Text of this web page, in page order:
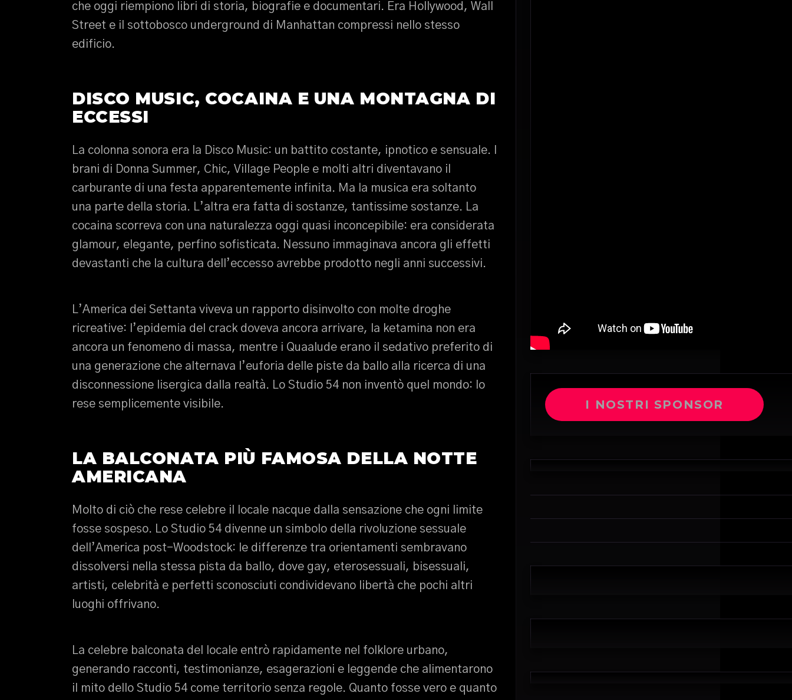
che oggi riempiono libri di storia, biografie e documentari. Era Hollywood, Wall
Street e il sottobosco underground di Manhattan compressi nello stesso
edificio.
DISCO MUSIC, COCAINA E UNA MONTAGNA DI
ECCESSI
La colonna sonora era la Disco Music: un battito costante, ipnotico e sensuale. I
brani di Donna Summer, Chic, Village People e molti altri diventavano il
carburante di una festa apparentemente infinita. Ma la musica era soltanto
una parte della storia. L’altra era fatta di sostanze, tantissime sostanze. La
cocaina scorreva con una naturalezza oggi quasi inconcepibile: era considerata
glamour, elegante, perfino sofisticata. Nessuno immaginava ancora gli effetti
devastanti che la cultura dell’eccesso avrebbe prodotto negli anni successivi.
L’America dei Settanta viveva un rapporto disinvolto con molte droghe
ricreative: l’epidemia del crack doveva ancora arrivare, la ketamina non era
ancora un fenomeno di massa, mentre i Quaalude erano il sedativo preferito di
una generazione che alternava l’euforia delle piste da ballo alla ricerca di una
disconnessione lisergica dalla realtà. Lo Studio 54 non inventò quel mondo: lo
rese semplicemente visibile.
LA BALCONATA PIÙ FAMOSA DELLA NOTTE
AMERICANA
Molto di ciò che rese celebre il locale nacque dalla sensazione che ogni limite
fosse sospeso. Lo Studio 54 divenne un simbolo della rivoluzione sessuale
dell’America post-Woodstock: le differenze tra orientamenti sembravano
dissolversi nella stessa pista da ballo, dove gay, eterosessuali, bisessuali,
artisti, celebrità e perfetti sconosciuti condividevano libertà che pochi altri
luoghi offrivano.
La celebre balconata del locale entrò rapidamente nel folklore urbano,
generando racconti, testimonianze, esagerazioni e leggende che alimentarono
il mito dello Studio 54 come territorio senza regole. Quanto fosse vero e quanto
I NOSTRI SPONSOR